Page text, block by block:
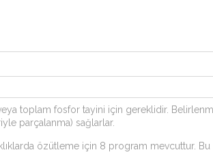
toplam fosfor tayini için gereklidir.
parçalanma) sağlarlar.
özütleme için 8 program mevcuttur.